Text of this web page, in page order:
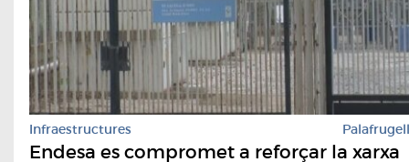
Infraestructures Palafrugell
Endesa es compromet a reforçar la xarxa